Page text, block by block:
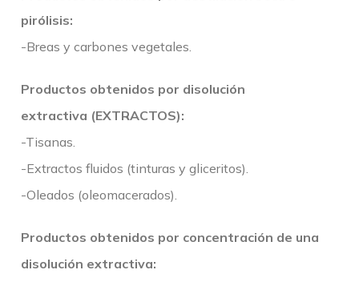
pirólisis:
-Breas y carbones vegetales.
Productos obtenidos por disolución
extractiva (EXTRACTOS):
-Tisanas.
-Extractos fluidos (tinturas y gliceritos).
-Oleados (oleomacerados).
Productos obtenidos por concentración de una
disolución extractiva: